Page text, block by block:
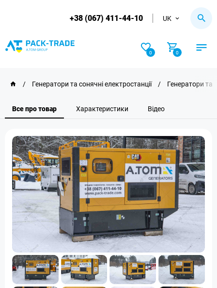
+38 (067) 411-44-10 UK
0 0
/ Генератори та сонячні електростанції / Генератори та
Все про товар Характеристики Відео